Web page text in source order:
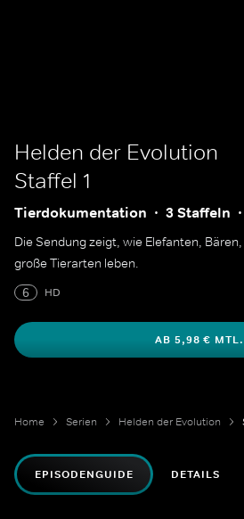
Helden der Evolution
Staffel 1
Tierdokumentation 3 Staffeln
Die Sendung zeigt, wie Elefanten,
große Tierarten leben.
6
HD
AB 5,98 € MTL.
Home Serien Helden der Evolution
EPISODENGUIDE DETAILS